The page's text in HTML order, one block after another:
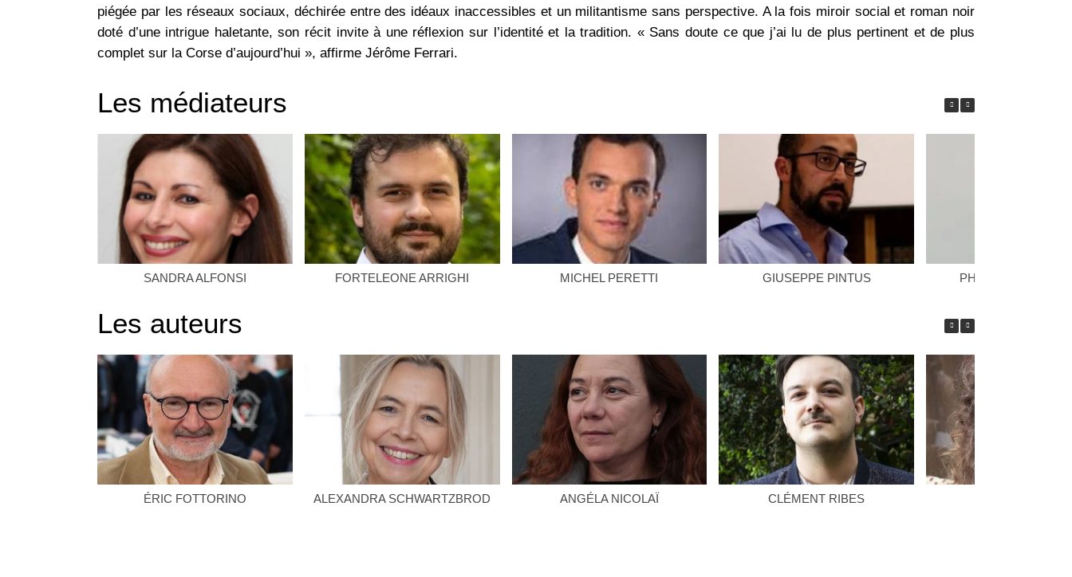
piégée par les réseaux sociaux, déchirée entre des idéaux inaccessibles et un militantisme sans perspective. A la fois miroir social et roman noir
doté d’une intrigue haletante, son récit invite à une réflexion sur l’identité et la tradition. « Sans doute ce que j’ai lu de plus pertinent et de plus
complet sur la Corse d’aujourd’hui », affirme Jérôme Ferrari.
Les médiateurs
SANDRA ALFONSI FORTELEONE ARRIGHI MICHEL PERETTI GIUSEPPE PINTUS PHILIPPE
Les auteurs
ÉRIC FOTTORINO ALEXANDRA SCHWARTZBROD ANGÉLA NICOLAÏ CLÉMENT RIBES